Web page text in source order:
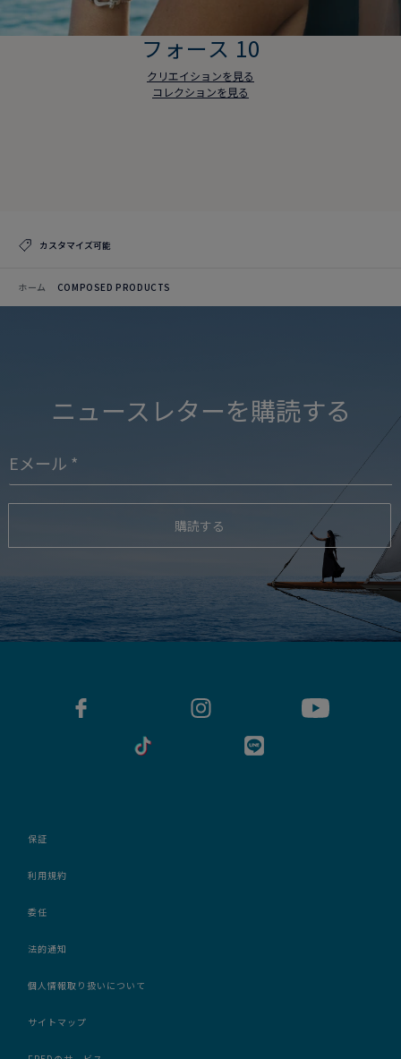
フォース 10
クリエイションを見る
コレクションを見る
カスタマイズ可能
ホーム COMPOSED PRODUCTS
ニュースレターを購読する
購読する
保証
利用規約
委任
法的通知
個人情報取り扱いについて
サイトマップ